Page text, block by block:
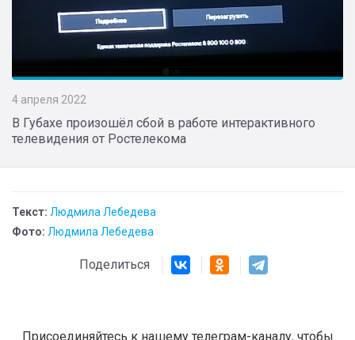
4 апреля 2022
В Губахе произошёл сбой в работе интерактивного
телевидения от Ростелекома
Текст: Людмила Лебедева
Фото: Людмила Лебедева
Поделиться
Присоединяйтесь к нашему телеграм-каналу, чтобы